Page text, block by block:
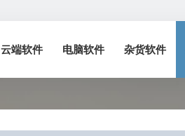
云端软件 电脑软件 杂货软件